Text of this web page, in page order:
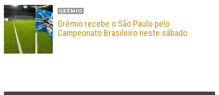
GRÊMIO
Grêmio recebe o São Paulo pelo
Campeonato Brasileiro neste sábado